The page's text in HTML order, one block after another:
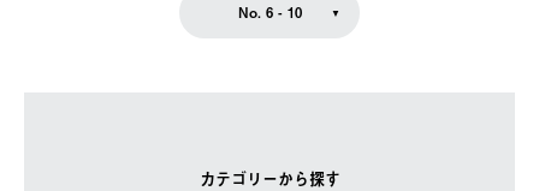
カテゴリーから探す
No. 6 - 10